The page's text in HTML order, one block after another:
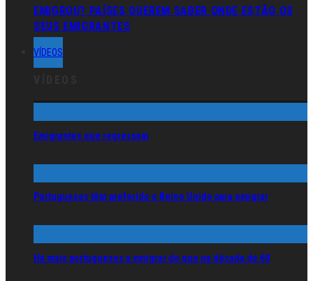
EMIGROU? PAÍSES QUEREM SABER ONDE ESTÃO OS
SEUS EMIGRANTES
VÍDEOS
Emigrantes que regressam
Portugueses têm preferido o Reino Unido para emigrar
Há mais portugueses a emigrar do que na década de 60